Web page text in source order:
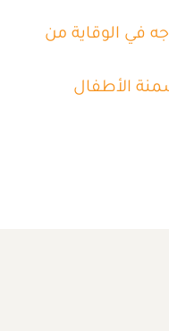
في الوقاية من